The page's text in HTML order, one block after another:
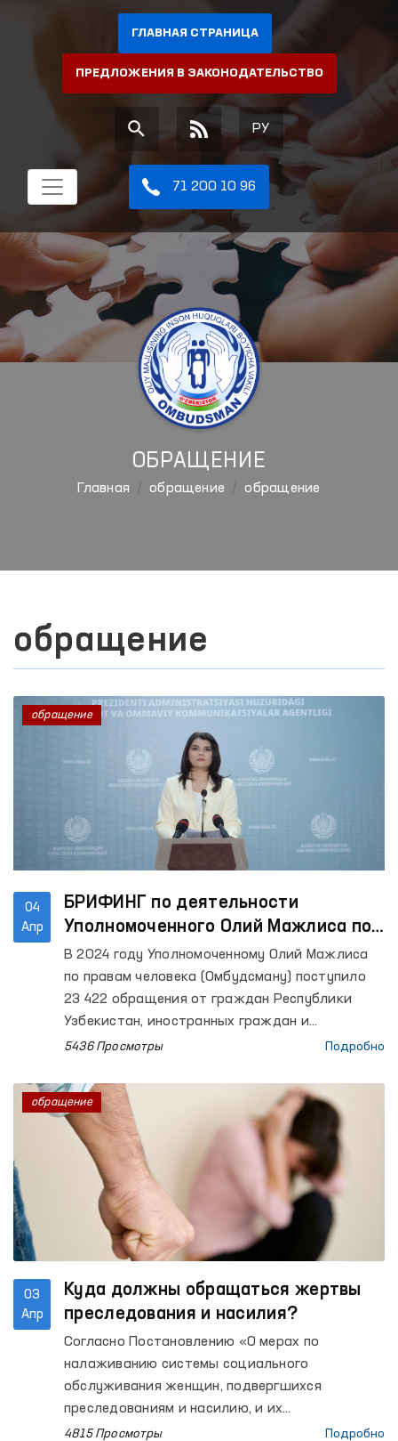
ГЛАВНАЯ СТРАНИЦА
ПРЕДЛОЖЕНИЯ В ЗАКОНОДАТЕЛЬСТВО
РУ
71 200 10 96
ОБРАЩЕНИЕ
Главная обращение обращение
обращение
04
Апр
БРИФИНГ по деятельности
Уполномоченного Олий Мажлиса по
правам человека (Омбудсмана) за
2024 год
В 2024 году Уполномоченному Олий Мажлиса
по правам человека (Омбудсману) поступило
23 422 обращения от граждан Республики
Узбекистан, иностранных граждан и
омбудсманов иностранных государств, лиц без
других юридических лиц. Из них 2747
обращений поступили от лиц, находящихся в
специальных приемниках, изоляторах
временного содержания, следственных
изоляторах, учреждениях исполнения
наказаний, дисциплинарных частей,
учреждениях принудительного лечения, а
также их представителей.
5436 Просмотры Подробно
обращение
03
Апр
Куда должны обращаться жертвы
преследования и насилия?
Согласно Постановлению «О мерах по
налаживанию системы социального
обслуживания женщин, подвергшихся
преследованиям и насилию, и их
несовершеннолетних детей», жертвы
4815 Просмотры Подробно
обращение